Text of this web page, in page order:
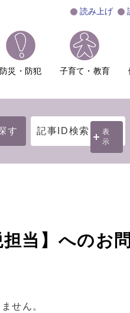
読み上げ
防災・防犯 子育て・教育
す 記事ID検索
表
示
当】へのお
せん。